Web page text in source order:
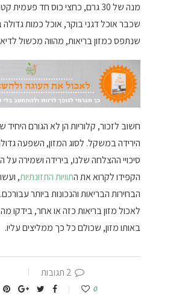
מנה של 30 גרם, כחצי כוס חד פעמית
שכבר אוכל דגני בוקר, אוכל כמות
שנתפס כמזון בריאות, מהווה מכשול
חשוב לזכור, קלוריות הן לא הגורם
הירידה במשקל. לסוג המזון, השפעה
סיכויי ההצלחה שלנו, בירידה ושמירה על
הקפידו לקרוא את התוויות התזונתיות,
הבחירות הבריאות והנכונות ביותר
לאכול מזון בריאות כזה או אחר, בידקו
באותו מזון, שכולם כל כך ממליצים עליו.
2 תגובות
0